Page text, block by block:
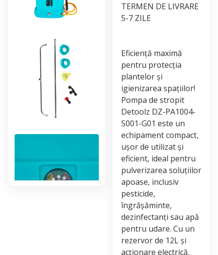
TERMEN DE LIVRARE
5-7 ZILE
Eficiență maximă
pentru protecția
plantelor și
igienizarea spațiilor!
Pompa de stropit
Detoolz DZ-PA1004-
S001-G01 este un
echipament compact,
ușor de utilizat și
eficient, ideal pentru
pulverizarea soluțiilor
apoase, inclusiv
pesticide,
îngrășăminte,
dezinfectanți sau apă
pentru udare. Cu un
rezervor de 12L și
acționare electrică,